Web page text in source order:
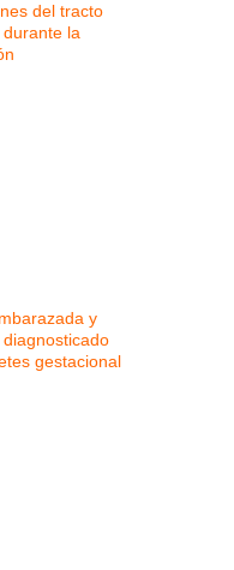
del tracto
la
y
gestacional